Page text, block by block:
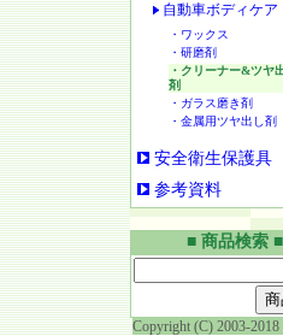
自動車ボディケア
・ワックス
・研磨剤
・クリーナー&ツヤ
剤
・ガラス磨き剤
・金属用ツヤ出し剤
安全衛生保護具
参考資料
■ 商品検索 ■
Copyright (C) 2003-